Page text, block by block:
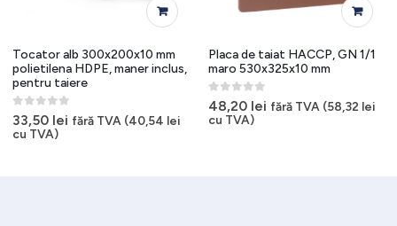
Tocator alb 300x200x10 mm
polietilena HDPE, maner inclus,
pentru taiere
0out of 5
33,50 lei fără TVA (40,54 lei
cu TVA)
Placa de taiat HACCP, GN 1/1
maro 530x325x10 mm
0out of 5
48,20 lei fără TVA (58,32 lei
cu TVA)